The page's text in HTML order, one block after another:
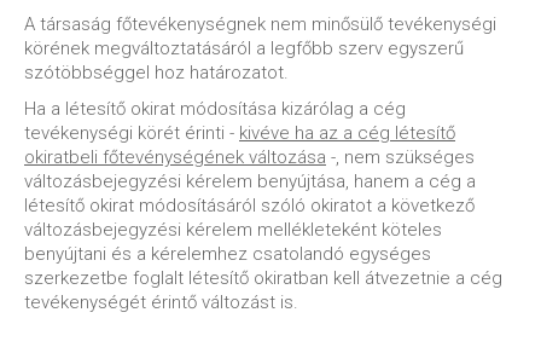
A társaság főtevékenységnek nem minősülő tevékenységi
körének megváltoztatásáról a legfőbb szerv egyszerű
szótöbbséggel hoz határozatot.
Ha a létesítő okirat módosítása kizárólag a cég
tevékenységi körét érinti - kivéve ha az a cég létesítő
okiratbeli főtevénységének változása -, nem szükséges
változásbejegyzési kérelem benyújtása, hanem a cég a
létesítő okirat módosításáról szóló okiratot a következő
változásbejegyzési kérelem mellékleteként köteles
benyújtani és a kérelemhez csatolandó egységes
szerkezetbe foglalt létesítő okiratban kell átvezetnie a cég
tevékenységét érintő változást is.